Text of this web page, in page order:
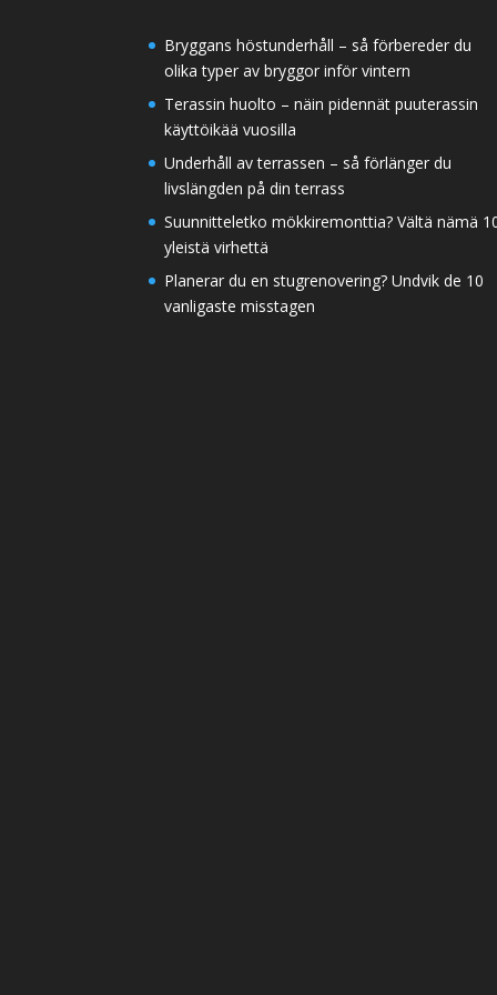
Bryggans höstunderhåll – så förbereder du
olika typer av bryggor inför vintern
Terassin huolto – näin pidennät puuterassin
käyttöikää vuosilla
Underhåll av terrassen – så förlänger du
livslängden på din terrass
Suunnitteletko mökkiremonttia? Vältä nämä
yleistä virhettä
Planerar du en stugrenovering? Undvik de 10
vanligaste misstagen